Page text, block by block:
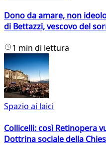
Dono da amare, non
di Bettazzi, vescovo del
1 min di lettura
Spazio ai laici
Collicelli: così Retinopera
Dottrina sociale della